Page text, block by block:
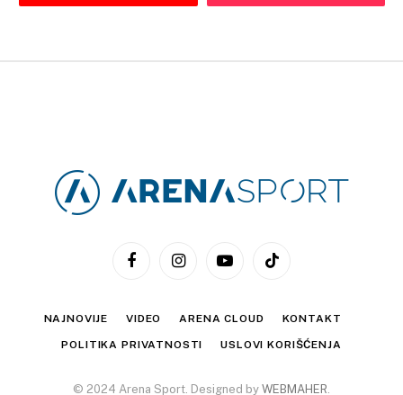
FacebookInstagramYouTubeTikTok
NAJNOVIJE VIDEO ARENA CLOUD KONTAKT
POLITIKA PRIVATNOSTI USLOVI KORIŠĆENJA
© 2024 Arena Sport. Designed by WEBMAHER